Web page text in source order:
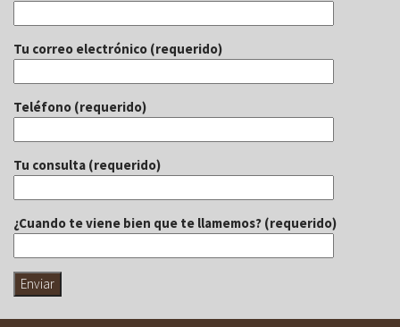
Tu correo electrónico (requerido)
Teléfono (requerido)
Tu consulta (requerido)
¿Cuando te viene bien que te llamemos? (requerido)